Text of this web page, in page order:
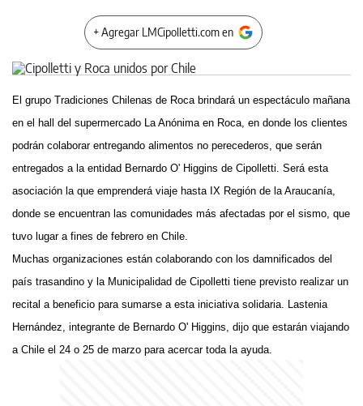
+ Agregar LMCipolletti.com en
El grupo Tradiciones Chilenas de Roca brindará un espectáculo mañana
en el hall del supermercado La Anónima en Roca, en donde los clientes
podrán colaborar entregando alimentos no perecederos, que serán
entregados a la entidad Bernardo O' Higgins de Cipolletti. Será esta
asociación la que emprenderá viaje hasta IX Región de la Araucanía,
donde se encuentran las comunidades más afectadas por el sismo, que
tuvo lugar a fines de febrero en Chile.
Muchas organizaciones están colaborando con los damnificados del
país trasandino y la Municipalidad de Cipolletti tiene previsto realizar un
recital a beneficio para sumarse a esta iniciativa solidaria. Lastenia
Hernández, integrante de Bernardo O' Higgins, dijo que estarán viajando
a Chile el 24 o 25 de marzo para acercar toda la ayuda.